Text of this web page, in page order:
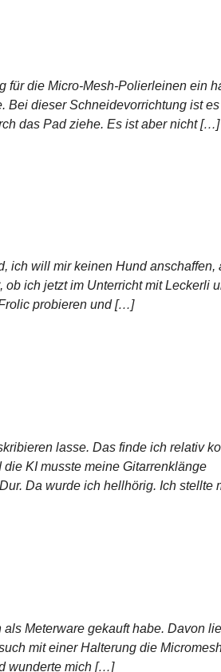
für die Micro-Mesh-Polierleinen ein
dieser Schneidevorrichtung ist es
das Pad ziehe. Es ist aber nicht […]
ich will mir keinen Hund anschaffen,
ich jetzt im Unterricht mit Leckerli
probieren und […]
lasse. Das finde ich relativ
KI musste meine Gitarrenklänge
Da wurde ich hellhörig. Ich stellte
Meterware gekauft habe. Davon
mit einer Halterung die
wunderte mich […]